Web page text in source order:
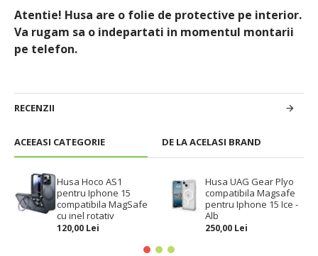
ACEEASI CATEGORIE DE LA ACELASI BRAND
Husa Hoco AS1
pentru Iphone 15
compatibila MagSafe
cu inel rotativ
120,00 Lei
Husa UAG Gear Plyo
compatibila Magsafe
pentru Iphone 15 Ice -
Alb
250,00 Lei
Atentie! Husa are o folie de protective pe interior.
Va rugam sa o indepartati in momentul montarii
pe telefon.
RECENZII